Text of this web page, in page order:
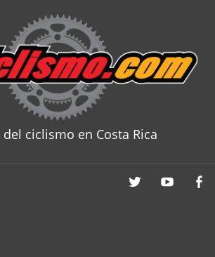
del ciclismo en Costa Rica